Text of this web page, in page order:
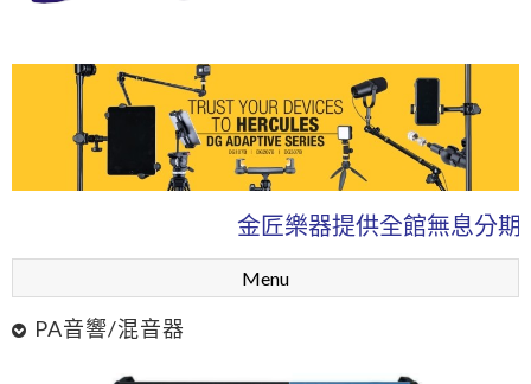
金匠樂器提供全館無息分期
Menu
PA音響/混音器